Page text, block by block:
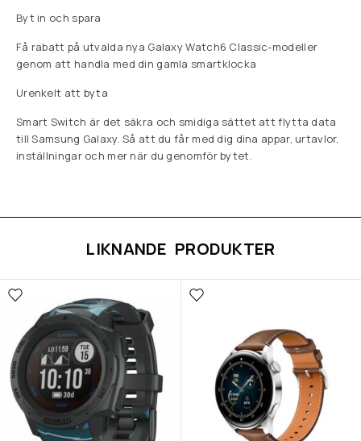
Byt in och spara
Få rabatt på utvalda nya Galaxy Watch6 Classic-modeller
genom att handla med din gamla smartklocka
Urenkelt att byta
Smart Switch är det säkra och smidiga sättet att flytta data
till Samsung Galaxy. Så att du får med dig dina appar, urtavlor,
inställningar och mer när du genomför bytet.
LIKNANDE PRODUKTER